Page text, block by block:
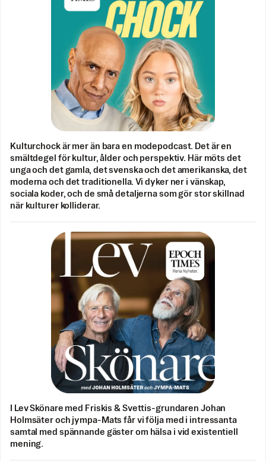
Kulturchock är mer än bara en modepodcast. Det är en
smältdegel för kultur, ålder och perspektiv. Här möts det
unga och det gamla, det svenska och det amerikanska, det
moderna och det traditionella. Vi dyker ner i vänskap,
sociala koder, och de små detaljerna som gör stor skillnad
när kulturer kolliderar.
I Lev Skönare med Friskis & Svettis-grundaren Johan
Holmsäter och jympa-Mats får vi följa med i intressanta
samtal med spännande gäster om hälsa i vid existentiell
mening.